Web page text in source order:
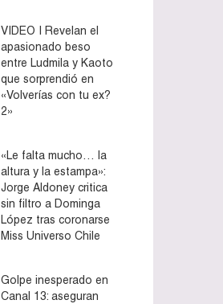
VIDEO | Revelan el
apasionado beso
entre Ludmila y Kaoto
que sorprendió en
«Volverías con tu ex?
2»
«Le falta mucho… la
altura y la estampa»:
Jorge Aldoney critica
sin filtro a Dominga
López tras coronarse
Miss Universo Chile
Golpe inesperado en
Canal 13: aseguran